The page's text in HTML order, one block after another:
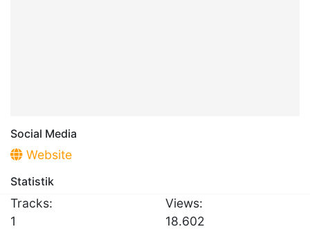
Social Media
Website
Statistik
Tracks:
1
Views:
18.602